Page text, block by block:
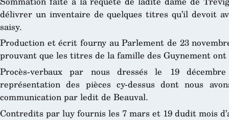
délivrer un inventaire de quelques titres qu’il devoit
saisy.
Production et écrit fourny au Parlement de 23
prouvant que les titres de la famille des Guynement
Procès-verbaux par nous dressés le 19
représentation des pièces cy-dessus dont nous
communication par ledit de Beauval.
Contredits par luy fournis les 7 mars et 19 dudit mois